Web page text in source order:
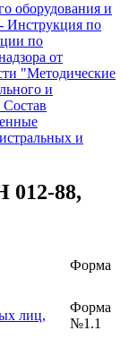
оборудования и
- Инструкция по
по
от
"Методические
и
Состав
и
012-88,
Форма
лиц,
Форма
№1.1